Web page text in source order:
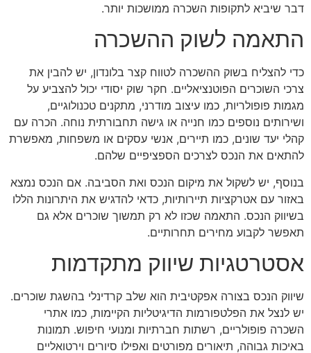
דבר שיביא לתקופות השכרה ממושכות יותר.
התאמה לשוק ההשכרה
כדי להצליח בשוק ההשכרה לטווח קצר בלונדון, יש להבין את
צרכי השוכרים הפוטנציאליים. חקר שוק יסודי יכול להצביע על
מגמות פופולריות, כמו עיצוב מודרני, מתקנים טכנולוגיים,
ושירותים נוספים כמו חנייה או גישה תחבורתית נוחה. הכרה עם
קהלי יעד שונים, כמו תיירים, אנשי עסקים או משפחות, מאפשרת
להתאים את הנכס לצרכים הספציפיים שלהם.
בנוסף, יש לשקול את מיקום הנכס ואת הסביבה. אם הנכס נמצא
באזור עם אטרקציות תיירותיות, כדאי להדגיש את היתרונות הללו
בשיווק הנכס. התאמה שכזו לא רק תמשוך שוכרים אלא גם
תאפשר לקבוע מחירים תחרותיים.
אסטרטגיות שיווק מתקדמות
שיווק הנכס בצורה אפקטיבית הוא שלב קרדינלי בהשגת שוכרים.
יש לנצל את הפלטפורמות הדיגיטליות הקיימות, כמו אתרי
השכרה פופולריים, רשתות חברתיות ומנועי חיפוש. תמונות
באיכות גבוהה, תיאורים מפורטים ואפילו סיורים וירטואליים